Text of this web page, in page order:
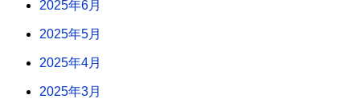
2025年6月
2025年5月
2025年4月
2025年3月